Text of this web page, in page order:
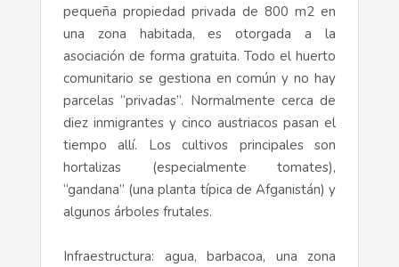
pequeña propiedad privada de 800 m2 en
una zona habitada, es otorgada a la
asociación de forma gratuita. Todo el huerto
comunitario se gestiona en común y no hay
parcelas “privadas”. Normalmente cerca de
diez inmigrantes y cinco austriacos pasan el
tiempo allí. Los cultivos principales son
hortalizas (especialmente tomates),
“gandana” (una planta típica de Afganistán) y
algunos árboles frutales.
Infraestructura: agua, barbacoa, una zona